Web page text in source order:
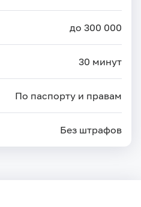
до 300 000
30 минут
По паспорту и правам
Без штрафов